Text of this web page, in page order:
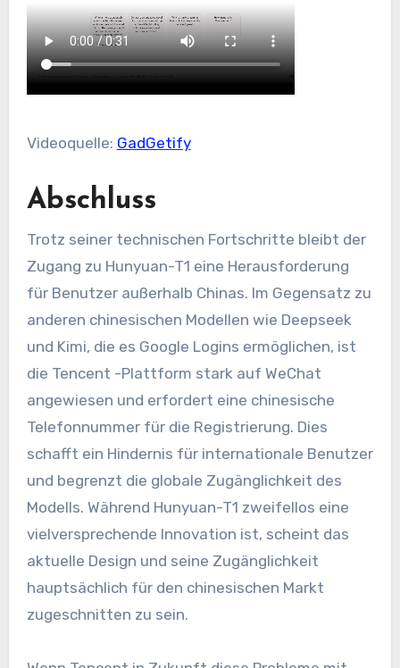
Videoquelle: GadGetify
Abschluss
Trotz seiner technischen Fortschritte bleibt der
Zugang zu Hunyuan-T1 eine Herausforderung
für Benutzer außerhalb Chinas. Im Gegensatz zu
anderen chinesischen Modellen wie Deepseek
und Kimi, die es Google Logins ermöglichen, ist
die Tencent -Plattform stark auf WeChat
angewiesen und erfordert eine chinesische
Telefonnummer für die Registrierung. Dies
schafft ein Hindernis für internationale Benutzer
und begrenzt die globale Zugänglichkeit des
Modells. Während Hunyuan-T1 zweifellos eine
vielversprechende Innovation ist, scheint das
aktuelle Design und seine Zugänglichkeit
hauptsächlich für den chinesischen Markt
zugeschnitten zu sein.